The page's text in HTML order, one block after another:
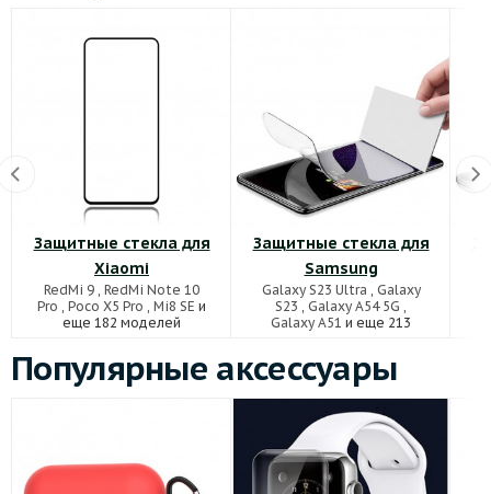
Защитные стекла для
Xiaomi
RedMi 9 , RedMi Note 10
Pro , Poco X5 Pro , Mi8 SE и
еще 182 моделей
Защитные стекла для
Samsung
Galaxy S23 Ultra , Galaxy
S23 , Galaxy A54 5G ,
Galaxy A51 и еще 213
Популярные аксессуары